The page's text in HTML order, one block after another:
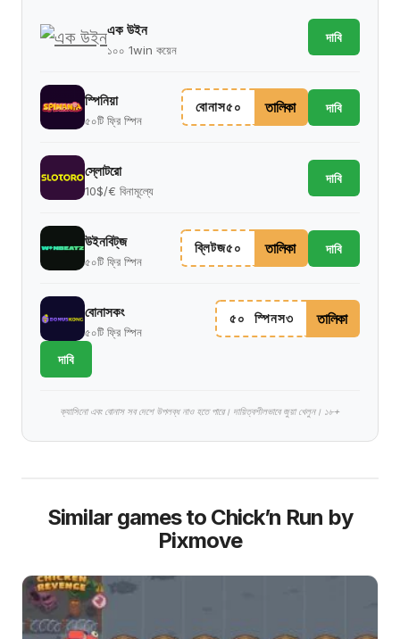
এক উইন
১০০ 1win কয়েন
দাবি
স্পিনিয়া
৫০টি ফ্রি স্পিন
বোনাস৫০ তালিকা দাবি
স্লোটরো
10$/€ বিনামূল্যে
দাবি
উইনবিট্‌জ
৫০টি ফ্রি স্পিন
ব্লিটজ৫০ তালিকা দাবি
বোনাসকং
৫০টি ফ্রি স্পিন
৫০ স্পিনস৩ তালিকা
দাবি
ক্যাসিনো এবং বোনাস সব দেশে উপলব্ধ নাও হতে পারে। দায়িত্বশীলভাবে জুয়া খেলুন। ১৮+
Similar games to Chick’n Run by
Pixmove